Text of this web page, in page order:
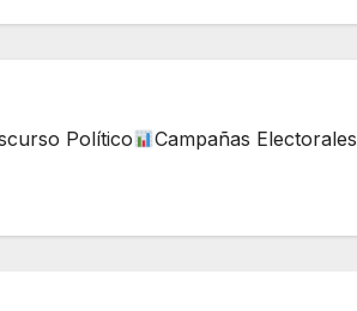
Político
Campañas Electorales